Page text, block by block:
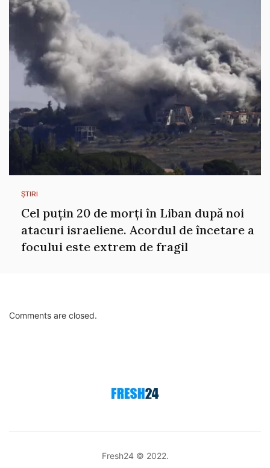
ȘTIRI
Cel puțin 20 de morți în Liban după noi
atacuri israeliene. Acordul de încetare a
focului este extrem de fragil
Comments are closed.
Fresh24 © 2022.